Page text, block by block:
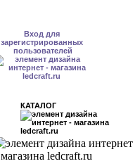
Вход для
зарегистрированных
пользователей
КАТАЛОГ